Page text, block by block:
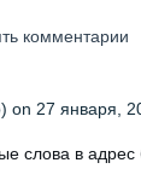
комментарии
on 27 января,
слова в